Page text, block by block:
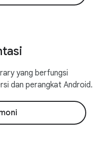
yang berfungsi
dan perangkat Android.